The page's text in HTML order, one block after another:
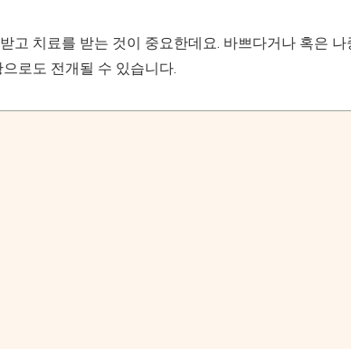
고 치료를 받는 것이 중요한데요. 바쁘다거나 혹은 나
로도 전개될 수 있습니다.